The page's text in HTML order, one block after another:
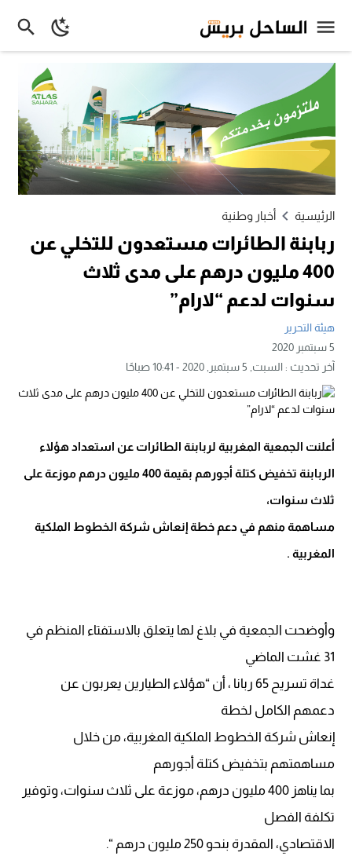
الرئيسية أخبار وطنية
ربابنة الطائرات مستعدون للتخلي عن
400 مليون درهم على مدى ثلاث
سنوات لدعم “لارام”
هيئة التحرير
5 سبتمبر 2020
آخر تحديث :السبت, 5 سبتمبر, 2020 - 10:41 صباحًا
أعلنت الجمعية المغربية لربابنة الطائرات عن استعداد هؤلاء
الربابنة تخفيض كتلة أجورهم بقيمة 400 مليون درهم موزعة على
ثلاث سنوات،
مساهمة منهم في دعم خطة إنعاش شركة الخطوط الملكية
المغربية .
وأوضحت الجمعية في بلاغ لها يتعلق بالاستفتاء المنظم في
31 غشت الماضي
غداة تسريح 65 ربانا ، أن “هؤلاء الطيارين يعربون عن
دعمهم الكامل لخطة
إنعاش شركة الخطوط الملكية المغربية، من خلال
مساهمتهم بتخفيض كتلة أجورهم
بما يناهز 400 مليون درهم، موزعة على ثلاث سنوات، وتوفير
تكلفة الفصل
الاقتصادي، المقدرة بنحو 250 مليون درهم “.